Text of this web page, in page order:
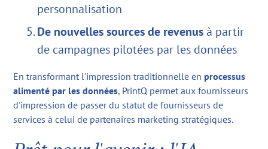
personnalisation
De nouvelles sources de revenusà partir
de campagnes pilotées par les données
En transformant l'impression traditionnelle en processus
alimenté par les données, PrintQ permet aux fournisseurs
d'impression de passer du statut de fournisseurs de
services à celui de partenaires marketing stratégiques.